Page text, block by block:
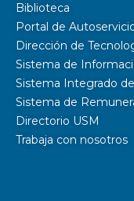
Biblioteca
Portal de
Dirección de
Sistema de
Sistema Integrado
Sistema de
Directorio USM
Trabaja con nosotros